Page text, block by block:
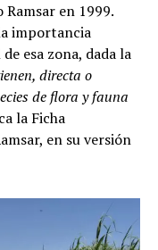
en 1999.
importancia
esa zona, dada la
directa o
de flora y fauna
la Ficha
en su versión